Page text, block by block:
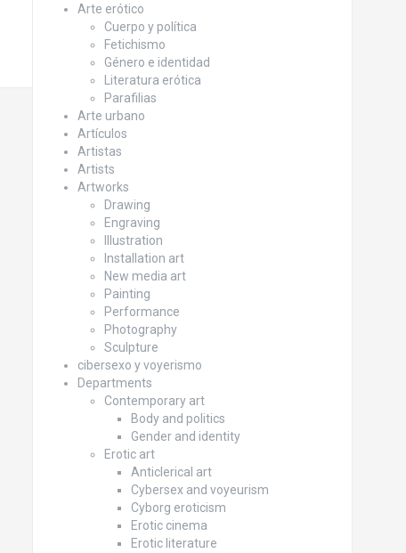
Arte erótico
Cuerpo y política
Fetichismo
Género e identidad
Literatura erótica
Parafilias
Arte urbano
Artículos
Artistas
Artists
Artworks
Drawing
Engraving
Illustration
Installation art
New media art
Painting
Performance
Photography
Sculpture
cibersexo y voyerismo
Departments
Contemporary art
Body and politics
Gender and identity
Erotic art
Anticlerical art
Cybersex and voyeurism
Cyborg eroticism
Erotic cinema
Erotic literature